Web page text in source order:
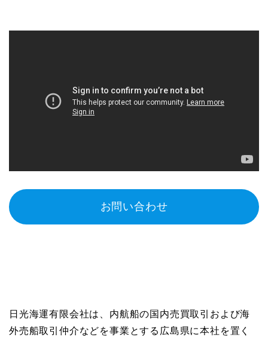
お問い合わせ
日光海運有限会社は、内航船の国内売買取引および海
外売船取引仲介などを事業とする広島県に本社を置く